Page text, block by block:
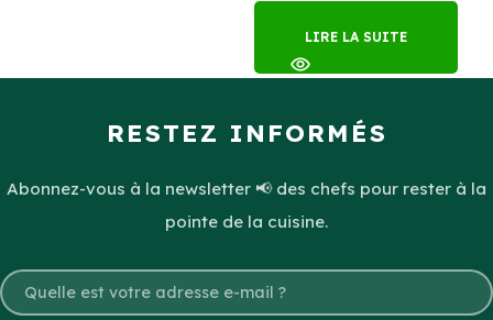
LIRE LA SUITE
RESTEZ INFORMÉS
Abonnez-vous à la newsletter 📢 des chefs pour rester à la
pointe de la cuisine.